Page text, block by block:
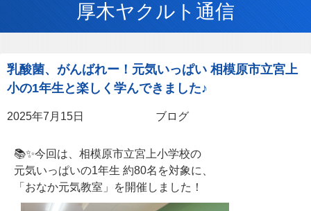
厚木ヤクルト通信
乳酸菌、がんばれー！元気いっぱい 相模原市立宮上
小の1年生と楽しく学んできました♪
2025年7月15日 ブログ
📚✨今回は、相模原市立宮上小学校の
元気いっぱいの1年生 約80名を対象に、
「おなか元気教室」を開催しました！